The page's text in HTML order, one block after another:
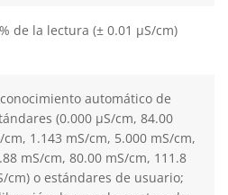
de la lectura (± 0.01 µS/cm)
automático de
(0.000 µS/cm, 84.00
cm, 1.143 mS/cm, 5.000 mS/cm,
mS/cm, 80.00 mS/cm, 111.8
cm) o estándares de usuario;